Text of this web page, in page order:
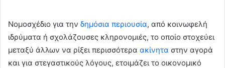
Νομοσχέδιο για την δημόσια περιουσία, από κοινωφελή
ιδρύματα ή σχολάζουσες κληρονομιές, το οποίο στοχεύει
μεταξύ άλλων να ρίξει περισσότερα ακίνητα στην αγορά
και για στεγαστικούς λόγους, ετοιμάζει το οικονομικό